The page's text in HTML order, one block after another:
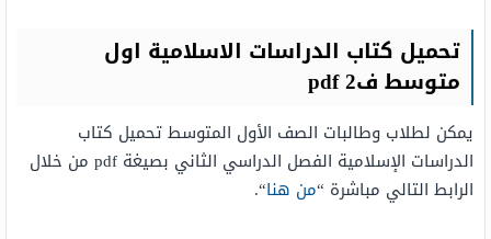
تحميل كتاب الدراسات الاسلامية اول
متوسط ف2 pdf
يمكن لطلاب وطالبات الصف الأول المتوسط تحميل كتاب
الدراسات الإسلامية الفصل الدراسي الثاني بصيغة pdf من خلال
الرابط التالي مباشرة “من هنا“.